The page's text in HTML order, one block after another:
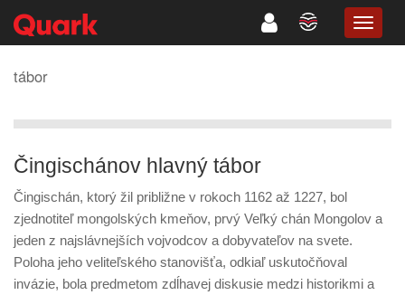
tábor
Čingischánov hlavný tábor
Čingischán, ktorý žil približne v rokoch 1162 až 1227, bol
zjednotiteľ mongolských kmeňov, prvý Veľký chán Mongolov a
jeden z najslávnejších vojvodcov a dobyvateľov na svete.
Poloha jeho veliteľského stanovišťa, odkiaľ uskutočňoval
invázie, bola predmetom zdĺhavej diskusie medzi historikmi a